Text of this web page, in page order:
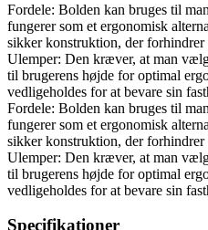
Fordele: Bolden kan bruges til
fungerer som et ergonomisk
sikker konstruktion, der
Ulemper: Den kræver, at man
til brugerens højde for optimal
vedligeholdes for at bevare sin
Fordele: Bolden kan bruges til
fungerer som et ergonomisk
sikker konstruktion, der
Ulemper: Den kræver, at man
til brugerens højde for optimal
vedligeholdes for at bevare sin
Specifikationer